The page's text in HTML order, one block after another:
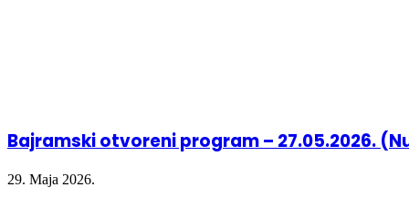
Bajramski otvoreni program – 27.05.2026.
29. Maja 2026.